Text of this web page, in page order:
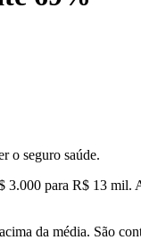
o seguro saúde.
3.000 para R$ 13
da média. São